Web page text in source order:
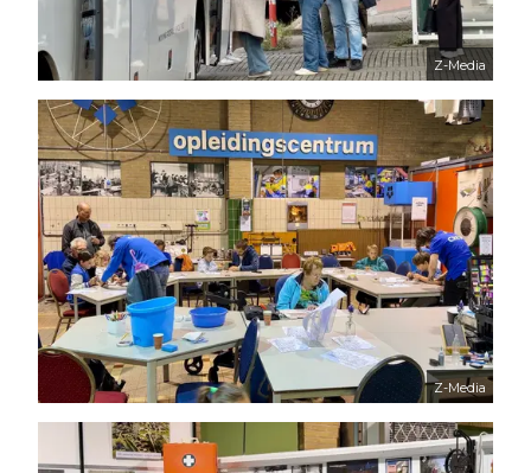
Z-Media
Z-Media